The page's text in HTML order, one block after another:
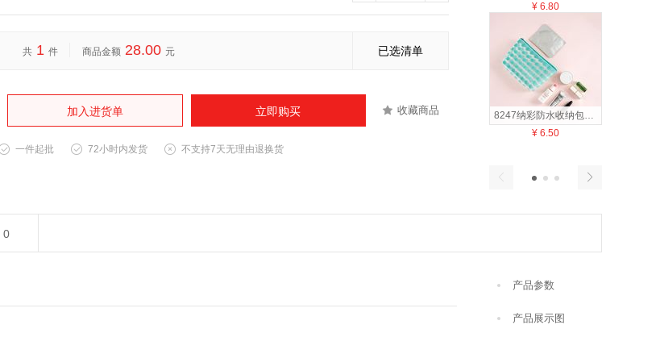
共 1 件 商品金额 28.00 元 已选清单
加入进货单 立即购买 收藏商品
一件起批 72小时内发货 不支持7天无理由退换货
¥ 6.80
8247纳彩防水收纳包PVC复古波点化妆包洗漱包简约便携
¥ 6.50
0
产品参数
产品展示图